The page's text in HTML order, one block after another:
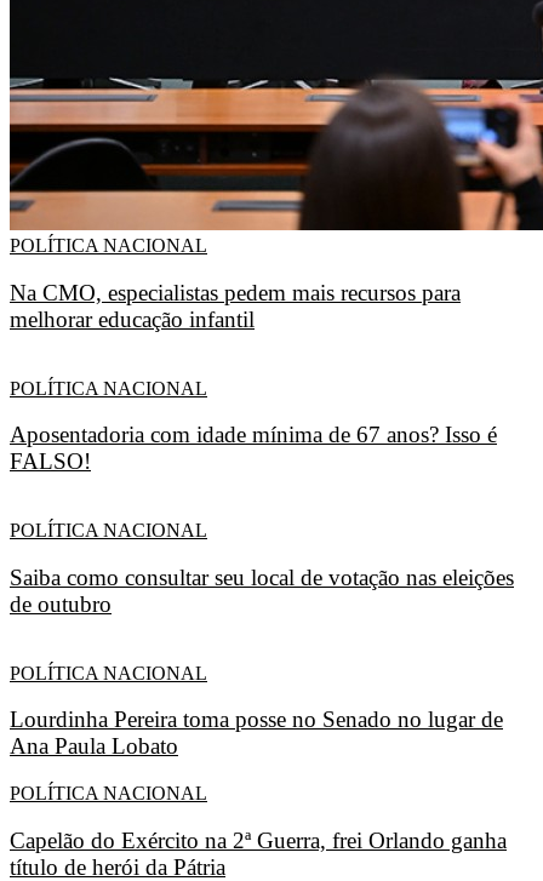
POLÍTICA NACIONAL
Na CMO, especialistas pedem mais recursos para
melhorar educação infantil
POLÍTICA NACIONAL
Aposentadoria com idade mínima de 67 anos? Isso é
FALSO!
POLÍTICA NACIONAL
Saiba como consultar seu local de votação nas eleições
de outubro
POLÍTICA NACIONAL
Lourdinha Pereira toma posse no Senado no lugar de
Ana Paula Lobato
POLÍTICA NACIONAL
Capelão do Exército na 2ª Guerra, frei Orlando ganha
título de herói da Pátria